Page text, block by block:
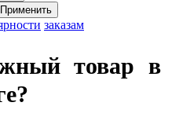
заказам
Применить
товар в